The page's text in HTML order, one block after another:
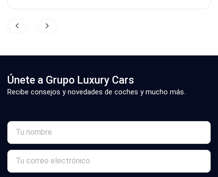
Únete a Grupo Luxury Cars
Recibe consejos y novedades de coches y mucho más.